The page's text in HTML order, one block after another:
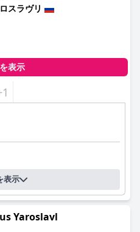
スラヴリ
表示
表示
Yaroslavl